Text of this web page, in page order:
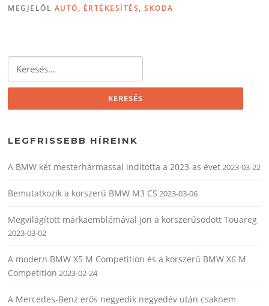
MEGJELÖL AUTÓ, ÉRTÉKESÍTÉS,SKODA
LEGFRISSEBB HÍREINK
A BMW két mesterhármassal indította a 2023-as évet 2023-03-22
Bemutatkozik a korszerű BMW M3 CS 2023-03-06
Megvilágított márkaemblémával jön a korszerűsödött Touareg
2023-03-02
A modern BMW X5 M Competition és a korszerű BMW X6 M
Competition 2023-02-24
A Mercedes-Benz erős negyedik negyedév után csaknem